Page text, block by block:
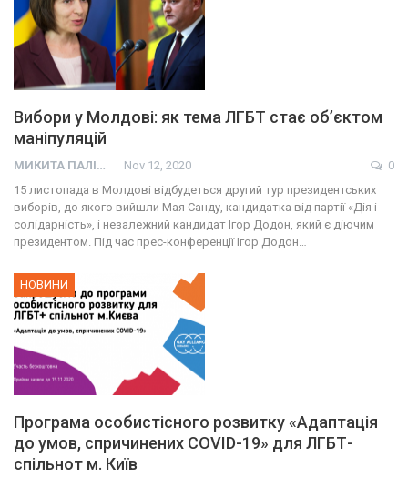
Вибори у Молдові: як тема ЛГБТ стає об’єктом
маніпуляцій
МИКИТА ПАЛІЙ Nov 12, 2020
0
15 листопада в Молдові відбудеться другий тур президентських
виборів, до якого вийшли Мая Санду, кандидатка від партії «Дія і
солідарність», і незалежний кандидат Ігор Додон, який є діючим
президентом. Під час прес-конференції Ігор Додон…
НОВИНИ
Програма особистісного розвитку «Адаптація
до умов, спричинених СOVID-19» для ЛГБТ-
спільнот м. Київ